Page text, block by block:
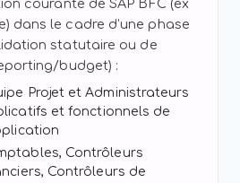
courante de SAP BFC (ex
dans le cadre d’une phase
statutaire ou de
budget) :
Projet et Administrateurs
et fonctionnels de
Contrôleurs
Contrôleurs de